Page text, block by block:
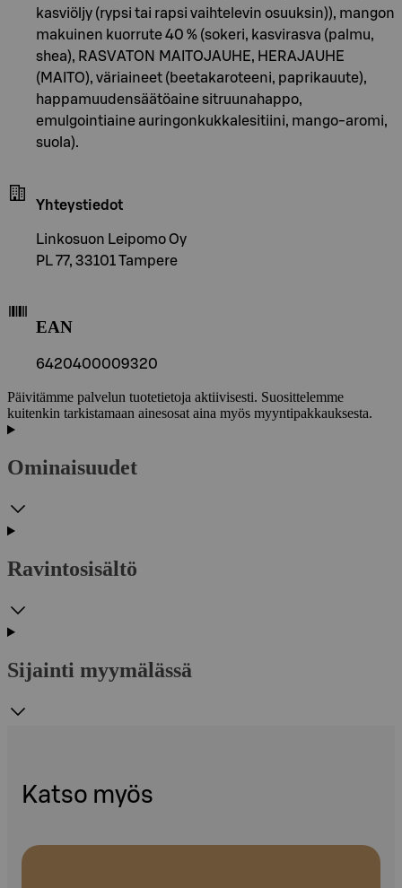
kasviöljy (rypsi tai rapsi vaihtelevin osuuksin)), mangon
makuinen kuorrute 40 % (sokeri, kasvirasva (palmu,
shea), RASVATON MAITOJAUHE, HERAJAUHE
(MAITO), väriaineet (beetakaroteeni, paprikauute),
happamuudensäätöaine sitruunahappo,
emulgointiaine auringonkukkalesitiini, mango-aromi,
suola).
Yhteystiedot
Linkosuon Leipomo Oy
PL 77, 33101 Tampere
EAN
6420400009320
Päivitämme palvelun tuotetietoja aktiivisesti. Suosittelemme
kuitenkin tarkistamaan ainesosat aina myös myyntipakkauksesta.
Ominaisuudet
Ravintosisältö
Sijainti myymälässä
Katso myös